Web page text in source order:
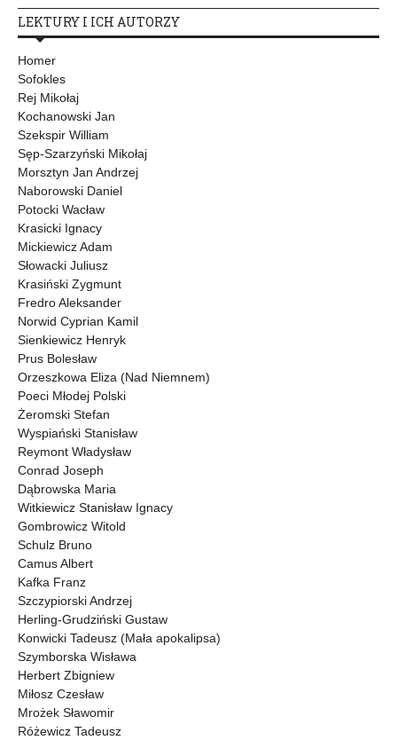
LEKTURY I ICH AUTORZY
Homer
Sofokles
Rej Mikołaj
Kochanowski Jan
Szekspir William
Sęp-Szarzyński Mikołaj
Morsztyn Jan Andrzej
Naborowski Daniel
Potocki Wacław
Krasicki Ignacy
Mickiewicz Adam
Słowacki Juliusz
Krasiński Zygmunt
Fredro Aleksander
Norwid Cyprian Kamil
Sienkiewicz Henryk
Prus Bolesław
Orzeszkowa Eliza (Nad Niemnem)
Poeci Młodej Polski
Żeromski Stefan
Wyspiański Stanisław
Reymont Władysław
Conrad Joseph
Dąbrowska Maria
Witkiewicz Stanisław Ignacy
Gombrowicz Witold
Schulz Bruno
Camus Albert
Kafka Franz
Szczypiorski Andrzej
Herling-Grudziński Gustaw
Konwicki Tadeusz (Mała apokalipsa)
Szymborska Wisława
Herbert Zbigniew
Miłosz Czesław
Mrożek Sławomir
Różewicz Tadeusz